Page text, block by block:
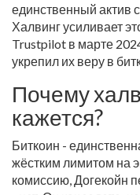
единственный актив
Халвинг усиливает
Trustpilot в марте
укрепил их веру в
Почему
кажется?
Биткоин -
жёстким лимитом на
комиссию, Догекойн